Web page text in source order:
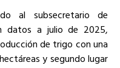
al subsecretario de
datos a julio de 2025,
de trigo con una
y segundo lugar